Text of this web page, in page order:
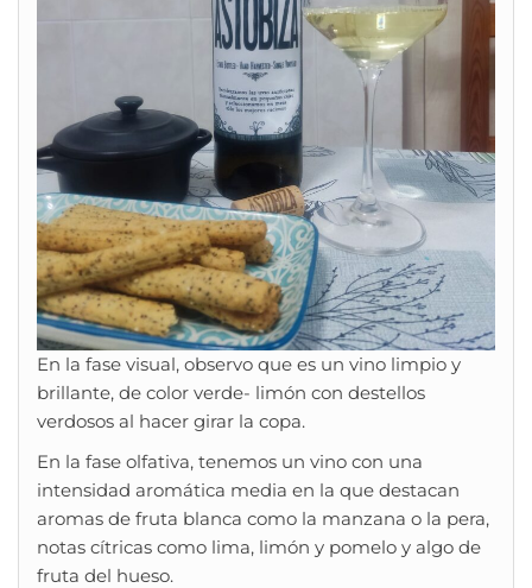
En la fase visual, observo que es un vino limpio y
brillante, de color verde- limón con destellos
verdosos al hacer girar la copa.
En la fase olfativa, tenemos un vino con una
intensidad aromática media en la que destacan
aromas de fruta blanca como la manzana o la pera,
notas cítricas como lima, limón y pomelo y algo de
fruta del hueso.